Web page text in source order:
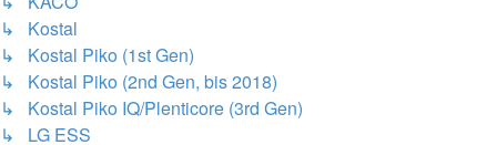
↳ Kostal
↳ Kostal Piko (1st Gen)
↳ Kostal Piko (2nd Gen, bis 2018)
↳ Kostal Piko IQ/Plenticore (3rd Gen)
↳ LG ESS